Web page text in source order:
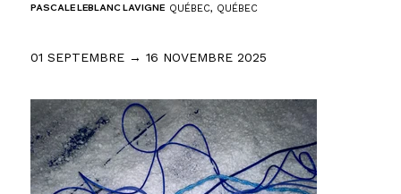
PASCALE LEBLANC LAVIGNE QUÉBEC, QUÉBEC
01 SEPTEMBRE → 16 NOVEMBRE 2025